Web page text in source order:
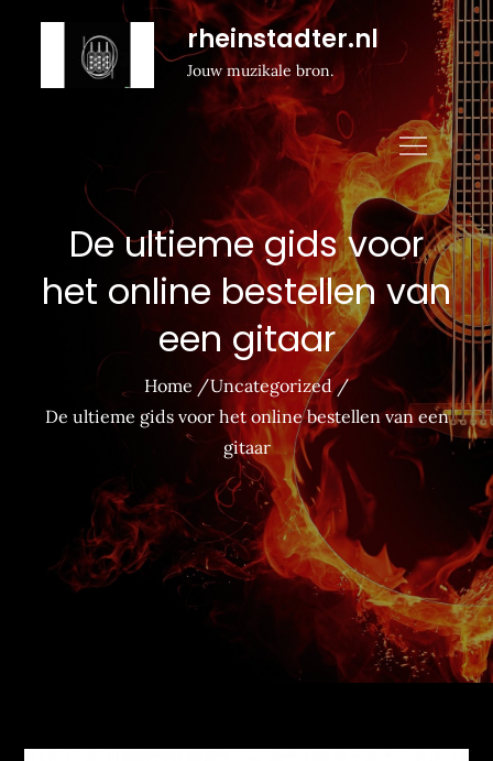
rheinstadter.nl
Jouw muzikale bron.
De ultieme gids voor
het online bestellen van
een gitaar
Home
Uncategorized
De ultieme gids voor het online bestellen van een
gitaar